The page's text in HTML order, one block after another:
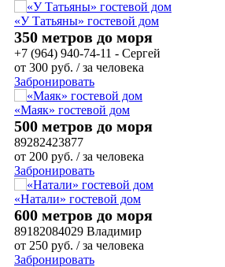
«У Татьяны» гостевой дом
350 метров до моря
+7 (964) 940-74-11 - Сергей
от 300 руб. / за человека
Забронировать
«Маяк» гостевой дом
500 метров до моря
89282423877
от 200 руб. / за человека
Забронировать
«Натали» гостевой дом
600 метров до моря
89182084029 Владимир
от 250 руб. / за человека
Забронировать